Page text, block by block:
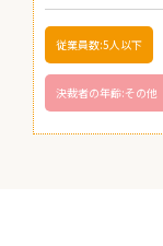
従業員数:5人以下
決裁者の年齢:その他